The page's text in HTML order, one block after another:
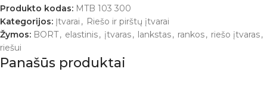
Produkto kodas: MTB 103 300
Kategorijos: Įtvarai , Riešo ir pirštų įtvarai
Žymos: BORT, elastinis, įtvaras, lankstas, rankos, riešo įtvaras,
riešui
Panašūs produktai